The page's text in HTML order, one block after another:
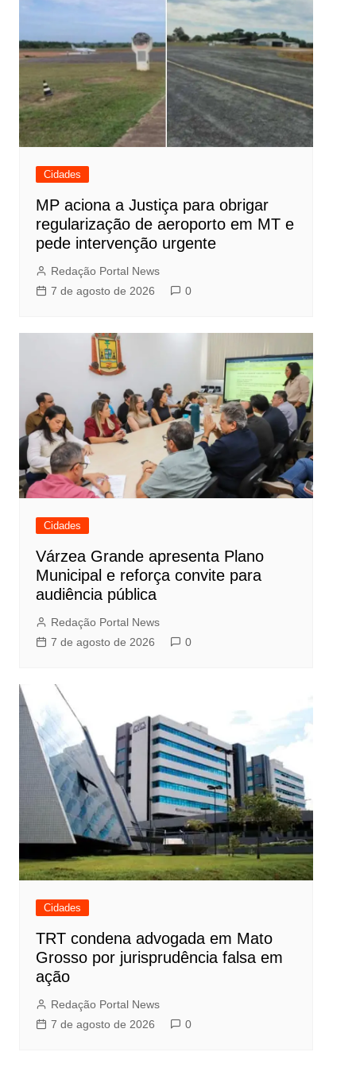
Cidades
MP aciona a Justiça para obrigar
regularização de aeroporto em MT e
pede intervenção urgente
Redação Portal News
7 de agosto de 2026
0
Cidades
Várzea Grande apresenta Plano
Municipal e reforça convite para
audiência pública
Redação Portal News
7 de agosto de 2026
0
Cidades
TRT condena advogada em Mato
Grosso por jurisprudência falsa em
ação
Redação Portal News
7 de agosto de 2026
0